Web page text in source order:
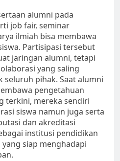
alumni pada
job fair, seminar
ilmiah bisa membawa
Partisipasi tersebut
jaringan alumni, tetapi
yang saling
pihak. Saat alumni
pengetahuan
terkini, mereka sendiri
siswa namun juga serta
dan akreditasi
institusi pendidikan
siap menghadapi